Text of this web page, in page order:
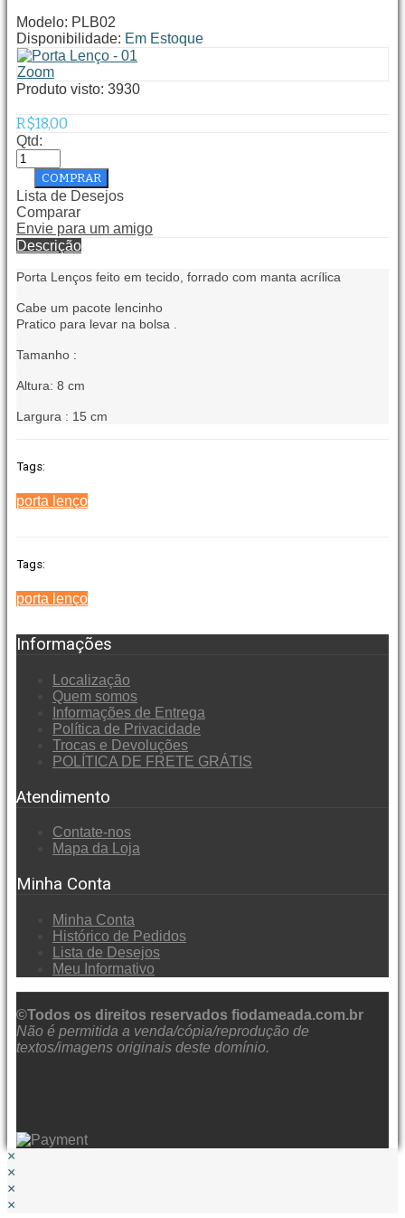
Modelo: PLB02
Disponibilidade: Em Estoque
Zoom
Produto visto: 3930
R$18,00
Qtd:
Lista de Desejos
Comparar
Envie para um amigo
Descrição
Porta Lenços feito em tecido, forrado com manta acrílica
Cabe um pacote lencinho
Pratico para levar na bolsa .
Tamanho :
Altura: 8 cm
Largura : 15 cm
Tags:
porta lenço
Tags:
porta lenço
Informações
Localização
Quem somos
Informações de Entrega
Política de Privacidade
Trocas e Devoluções
POLÍTICA DE FRETE GRÁTIS
Atendimento
Contate-nos
Mapa da Loja
Minha Conta
Minha Conta
Histórico de Pedidos
Lista de Desejos
Meu Informativo
©Todos os direitos reservados fiodameada.com.br
Não é permitida a venda/cópia/reprodução de
textos/imagens originais deste domínio.
×
×
×
×